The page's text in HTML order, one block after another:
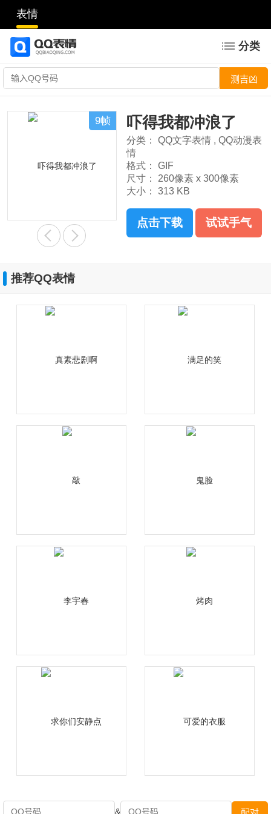
表情
分类
9帧 吓得我都冲浪了
分类： QQ文字表情 , QQ动漫表
情
格式：
GIF
尺寸：
260像素 x 300像素
大小：
313 KB
点击下载 试试手气
推荐QQ表情